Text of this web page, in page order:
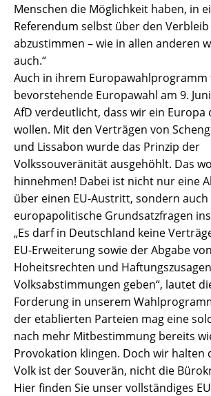
Menschen die Möglichkeit haben, in
Referendum selbst über den Verbleib
abzustimmen – wie in allen anderen
auch.“
Auch in ihrem Europawahlprogramm
bevorstehende Europawahl am 9.
AfD verdeutlicht, dass wir ein Europa
wollen. Mit den Verträgen von
und Lissabon wurde das Prinzip der
Volkssouveränität ausgehöhlt. Das
hinnehmen! Dabei ist nicht nur eine
über einen EU-Austritt, sondern
europapolitische Grundsatzfragen
„Es darf in Deutschland keine
EU-Erweiterung sowie der Abgabe von
Hoheitsrechten und
Volksabstimmungen geben“, lautet
Forderung in unserem
der etablierten Parteien mag eine
nach mehr Mitbestimmung bereits
Provokation klingen. Doch wir halten
Volk ist der Souverän, nicht die
Hier finden Sie unser vollständiges